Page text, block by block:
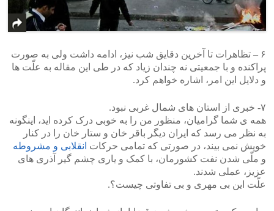
۶ – تظاهرات تا آخرین دقایق شب نیز، ادامه داشت ولی به صورت
پراکنده و با جمعیتی نه چندان زیاد که در طی این مقاله به علّت ها
و دلایل این امر، اشاره خواهم کرد.
۷- خبری از استان های شمال غربی نبود.
همه ی شما گرامیان، منظور من را به خوبی درک کرده اید، اینگونه
به نظر می رسد که ایران دیگر باقر خان و ستار خان را در کنار
خویش نمی بیند، در صورتی که تمامی حرکات انقلابی و مشروطه
و ملّی شدن نفت کشورمان، با کمک و یاری چشم گیر آذری های
عزیز، عملی شدند.
علّت این بی مهری و بی تفاوتی چیست؟.